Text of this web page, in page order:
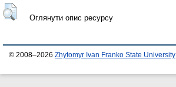
Оглянути опис ресурсу
© 2008–2026 Zhytomyr Ivan Franko State University